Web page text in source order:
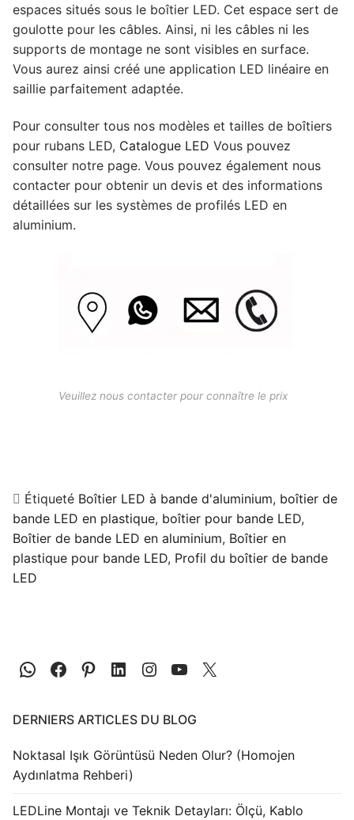
espaces situés sous le boîtier LED. Cet espace sert de
goulotte pour les câbles. Ainsi, ni les câbles ni les
supports de montage ne sont visibles en surface.
Vous aurez ainsi créé une application LED linéaire en
saillie parfaitement adaptée.
Pour consulter tous nos modèles et tailles de boîtiers
pour rubans LED, Catalogue LED Vous pouvez
consulter notre page. Vous pouvez également nous
contacter pour obtenir un devis et des informations
détaillées sur les systèmes de profilés LED en
aluminium.
Veuillez nous contacter pour connaître le prix
Étiqueté Boîtier LED à bande d'aluminium, boîtier de
bande LED en plastique, boîtier pour bande LED,
Boîtier de bande LED en aluminium, Boîtier en
plastique pour bande LED, Profil du boîtier de bande
LED
DERNIERS ARTICLES DU BLOG
Noktasal Işık Görüntüsü Neden Olur? (Homojen
Aydınlatma Rehberi)
LEDLine Montajı ve Teknik Detayları: Ölçü, Kablo